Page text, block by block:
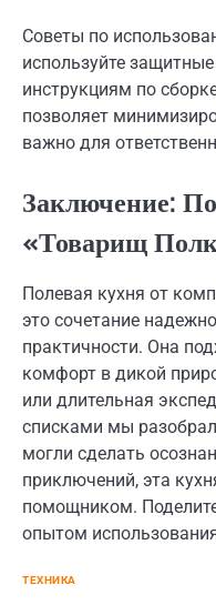
Советы по
используйте
инструкциям по
позволяет
важно для
Заключение:
«Товарищ
Полевая кухня от
это сочетание
практичности. Она
комфорт в дикой
или длительная
списками мы
могли сделать
приключений, эта
помощником.
опытом
ТЕХНИКА